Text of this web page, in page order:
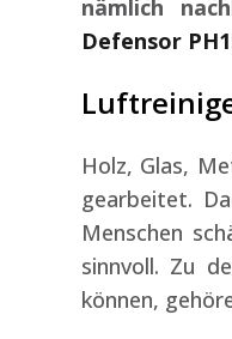
nämlich
Defensor
Holz, Glas,
gearbeitet.
Menschen
sinnvoll. Zu
können,